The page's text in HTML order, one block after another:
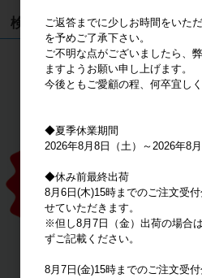
検索
ご返答までに少しお時間をいた
を予めご了承下さい。
ご不明な点がございましたら、
ますようお願い申し上げます。
今後ともご愛顧の程、何卒宜し
◆夏季休業期間
2026年8月8日（土）～2026年8月
◆休み前最終出荷
8月6日(木)15時までのご注文受
せていただきます。
※但し8月7日（金）出荷の場合
ずご記載ください。
8月7日(金)15時までのご注文受